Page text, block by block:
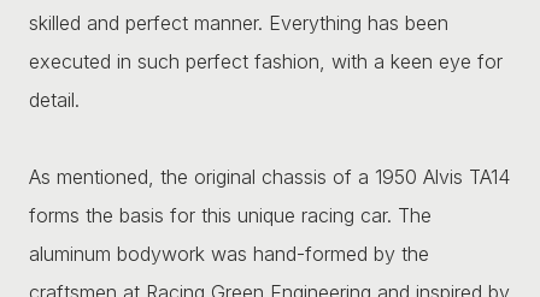
skilled and perfect manner. Everything has been
executed in such perfect fashion, with a keen eye for
detail.
As mentioned, the original chassis of a 1950 Alvis TA14
forms the basis for this unique racing car. The
aluminum bodywork was hand-formed by the
craftsmen at Racing Green Engineering and inspired by